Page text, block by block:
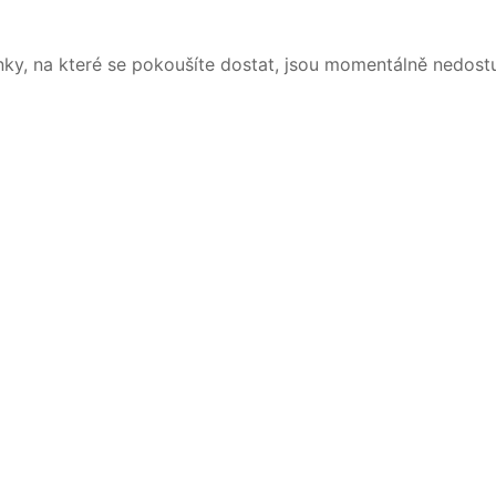
na které se pokoušíte dostat, jsou momentálně